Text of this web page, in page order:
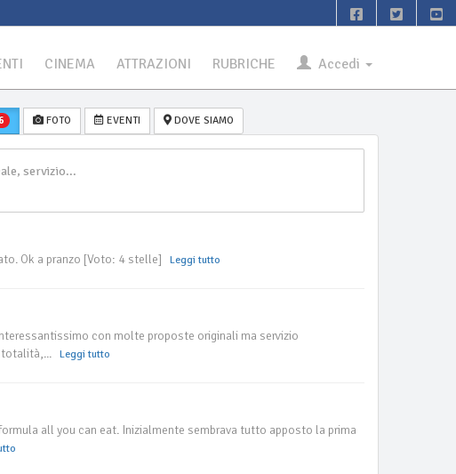
CINEMA ATTRAZIONI RUBRICHE Accedi
6 FOTO EVENTI DOVE SIAMO
Ok a pranzo [Voto: 4 stelle] Leggi tutto
con molte proposte originali ma servizio
totalità,... Leggi tutto
all you can eat. Inizialmente sembrava tutto apposto la prima